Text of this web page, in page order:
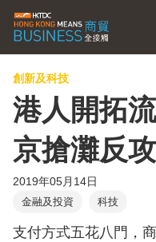
創新及科技
港人開拓
京搶灘反
2019年05月14日
金融及投資 科技
支付方式五花八門，